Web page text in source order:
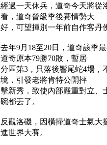
經過一天休兵，道奇今天將從
看，道奇晉級季後賽情勢大
好，可望揮別一年前自作客丹
去年9月18至20日，道奇該季
道奇原本79勝70敗，暫居
分區第3，只落後響尾蛇4場，
境，引發老將肯特公開抨
擊新秀，致使內部嚴重對立、
碗都丟了。
反觀洛磯，因橫掃道奇士氣大
進世界大賽。